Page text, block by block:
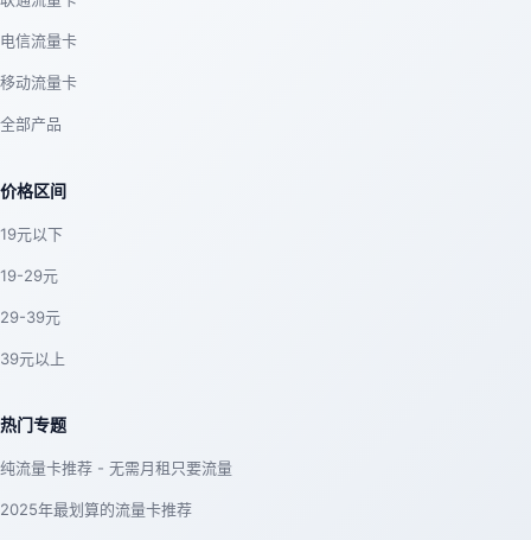
电信流量卡
移动流量卡
全部产品
价格区间
19元以下
19-29元
29-39元
39元以上
热门专题
纯流量卡推荐 - 无需月租只要流量
2025年最划算的流量卡推荐